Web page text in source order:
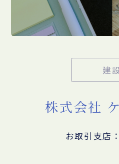
建
株式会社
お取引支店